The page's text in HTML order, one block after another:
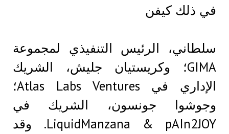
في ذلك كيفن
سلطاني، الرئيس التنفيذي لمجموعة
GIMA؛ وكريستيان جليش، الشريك
الإداري في Atlas Labs Ventures؛
وجوشوا جونسون، الشريك في
LiquidManzana & pAIn2JOY. وقد